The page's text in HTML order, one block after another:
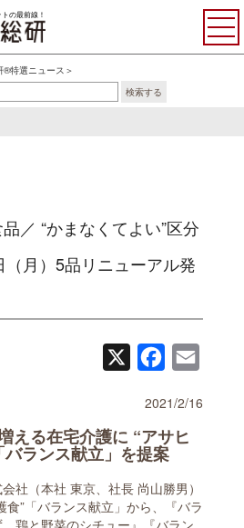
の最前線！
®特選ニュース
検索する
ュ
シニア関連ニュース
／ “かまなくてよい”区分
月）5品リニューアル発
Facebook
2021/2/16
える在宅介護に “アサヒ
ランス献立」を提案
社（本社 東京、社長 尚山勝男）
食”「バランス献立」から、『バラ
と野菜のシチュー』『バラン